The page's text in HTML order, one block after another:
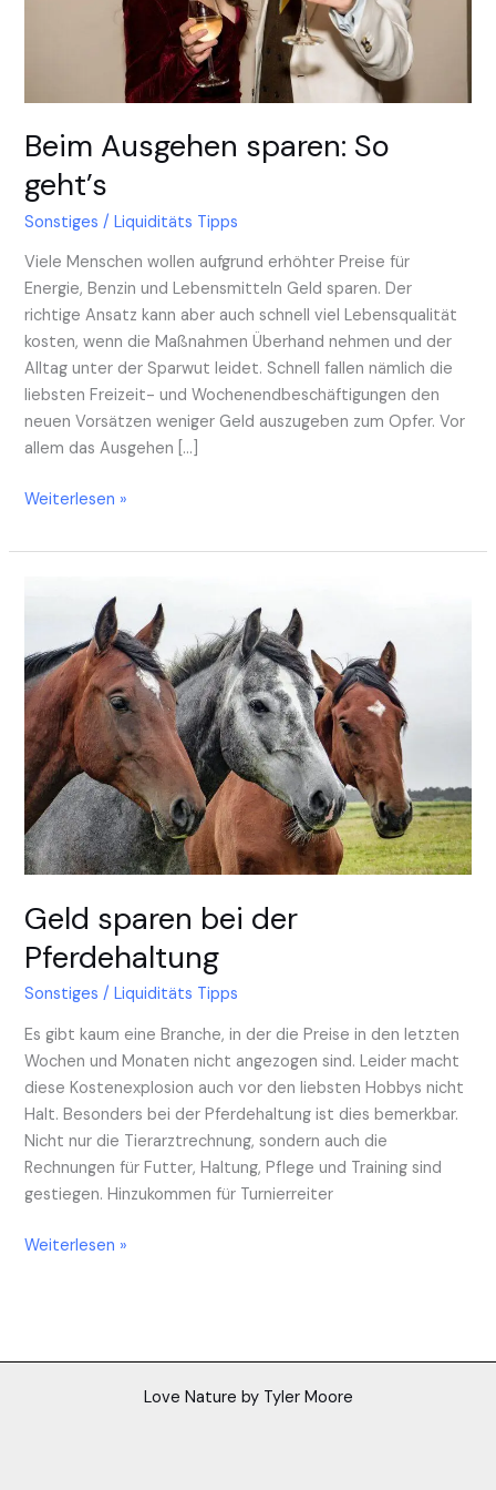
Beim Ausgehen sparen: So
geht’s
Sonstiges /Liquiditäts Tipps
Viele Menschen wollen aufgrund erhöhter Preise für
Energie, Benzin und Lebensmitteln Geld sparen. Der
richtige Ansatz kann aber auch schnell viel Lebensqualität
kosten, wenn die Maßnahmen Überhand nehmen und der
Alltag unter der Sparwut leidet. Schnell fallen nämlich die
liebsten Freizeit- und Wochenendbeschäftigungen den
neuen Vorsätzen weniger Geld auszugeben zum Opfer. Vor
allem das Ausgehen […]
Weiterlesen »
Geld sparen bei der
Pferdehaltung
Sonstiges /Liquiditäts Tipps
Es gibt kaum eine Branche, in der die Preise in den letzten
Wochen und Monaten nicht angezogen sind. Leider macht
diese Kostenexplosion auch vor den liebsten Hobbys nicht
Halt. Besonders bei der Pferdehaltung ist dies bemerkbar.
Nicht nur die Tierarztrechnung, sondern auch die
Rechnungen für Futter, Haltung, Pflege und Training sind
gestiegen. Hinzukommen für Turnierreiter
der
Pferdehaltung
Weiterlesen »
Love Nature by Tyler Moore